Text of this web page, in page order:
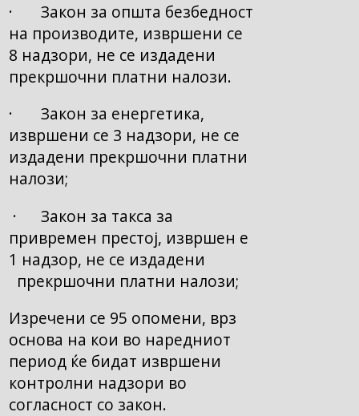
· Закон за општа безбедност
на производите, извршени се
8 надзори, не се издадени
прекршочни платни налози.
· Закон за енергетика,
извршени се 3 надзори, не се
издадени прекршочни платни
налози;
· Закон за такса за
привремен престој, извршен е
1 надзор, не се издадени
прекршочни платни налози;
Изречени се 95 опомени, врз
основа на кои во наредниот
период ќе бидат извршени
контролни надзори во
согласност со закон.